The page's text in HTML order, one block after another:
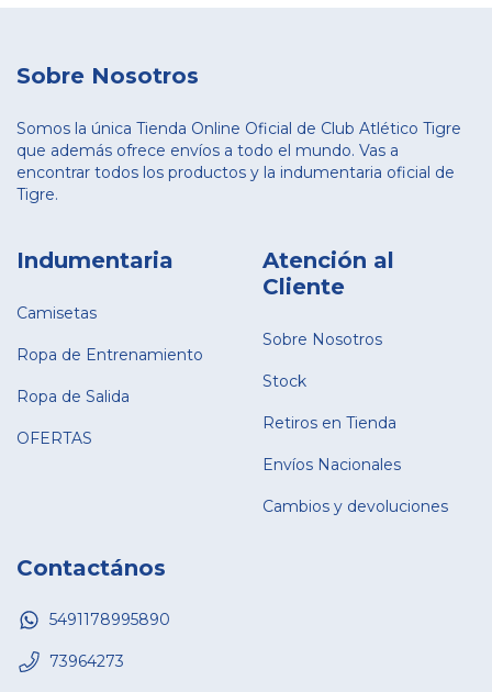
Sobre Nosotros
Somos la única Tienda Online Oficial de Club Atlético Tigre
que además ofrece envíos a todo el mundo. Vas a
encontrar todos los productos y la indumentaria oficial de
Tigre.
Indumentaria
Camisetas
Ropa de Entrenamiento
Ropa de Salida
OFERTAS
Atención al
Cliente
Sobre Nosotros
Stock
Retiros en Tienda
Envíos Nacionales
Cambios y devoluciones
Contactános
5491178995890
73964273